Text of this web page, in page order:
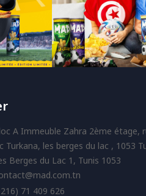
A Immeuble Zahra 2ème étage,
Turkana, les berges du lac , 1053
Berges du Lac 1, Tunis 1053
71 409 626